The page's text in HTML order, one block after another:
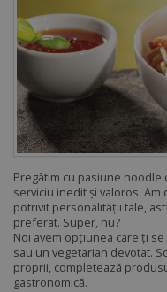
Pregătim cu pasiune
serviciu inedit și valoros.
potrivit personalității tale,
preferat. Super, nu?
Noi avem opțiunea care ți
sau un vegetarian devotat.
proprii, completează
gastronomică.